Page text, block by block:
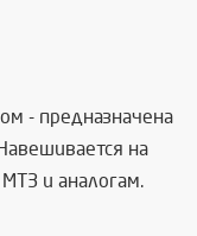
- предназначена
на
и аналогам.